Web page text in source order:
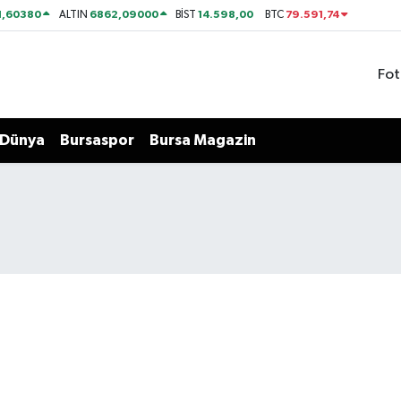
ALTIN 6862,09000 BİST14.598,00 BTC 79.591,74
Dünya Bursaspor Bursa Magazin